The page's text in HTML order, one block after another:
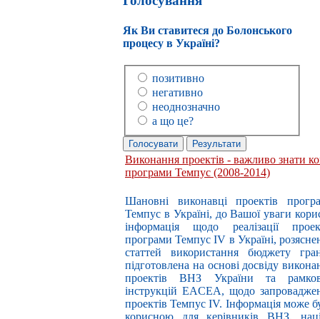
Як Ви ставитеся до Болонського
процесу в Україні?
позитивно
негативно
неоднозначно
а що це?
Виконання проектів - важливо знати
програми Темпус (2008-2014)
Шановні виконавці проектів
Темпус в Україні, до Вашої уваги
інформація щодо реалізації
програми Темпус IV в Україні,
статтей використання бюджету
підготовлена на основі досвіду
проектів ВНЗ України та
інструкцій EACEA, щодо
проектів Темпус IV. Інформація може
корисною для керівників ВНЗ,